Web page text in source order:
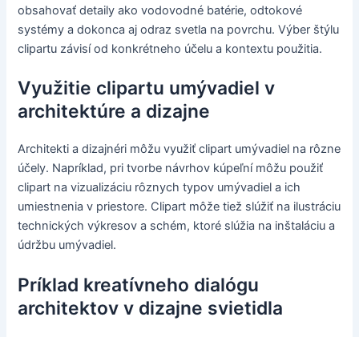
obsahovať detaily ako vodovodné batérie, odtokové
systémy a dokonca aj odraz svetla na povrchu. Výber štýlu
clipartu závisí od konkrétneho účelu a kontextu použitia.
Využitie clipartu umývadiel v
architektúre a dizajne
Architekti a dizajnéri môžu využiť clipart umývadiel na rôzne
účely. Napríklad, pri tvorbe návrhov kúpeľní môžu použiť
clipart na vizualizáciu rôznych typov umývadiel a ich
umiestnenia v priestore. Clipart môže tiež slúžiť na ilustráciu
technických výkresov a schém, ktoré slúžia na inštaláciu a
údržbu umývadiel.
Príklad kreatívneho dialógu
architektov v dizajne svietidla